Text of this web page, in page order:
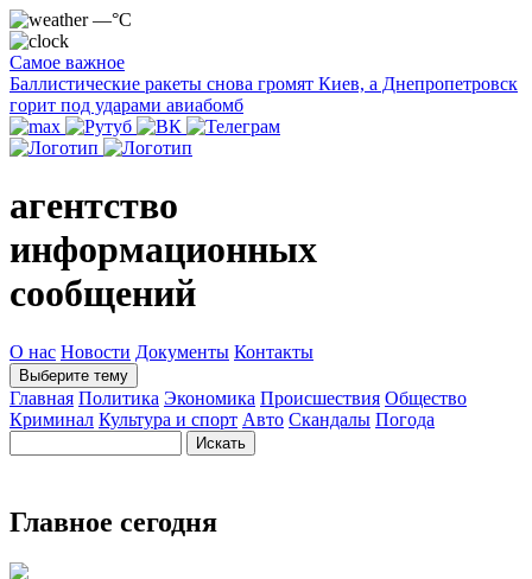
—°C
Самое важное
Баллистические ракеты снова громят Киев, а Днепропетровск
горит под ударами авиабомб
агентство
информационных
сообщений
О нас Новости Документы Контакты
Выберите тему
Главная Политика Экономика Происшествия Общество
Криминал Культура и спорт Авто Скандалы Погода
Главное сегодня